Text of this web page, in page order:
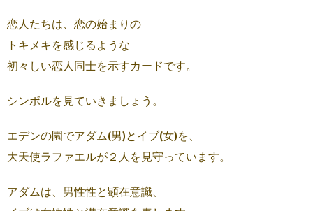
恋人たちは、恋の始まりの
トキメキを感じるような
初々しい恋人同士を示すカードです。
シンボルを見ていきましょう。
エデンの園でアダム(男)とイブ(女)を、
大天使ラファエルが２人を見守っています。
アダムは、男性性と顕在意識、